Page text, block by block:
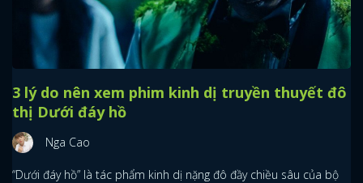
3 lý do nên xem phim kinh dị truyền thuyết đô
thị Dưới đáy hồ
Nga Cao
“Dưới đáy hồ” là tác phẩm kinh dị nặng đô đầy chiều sâu của bộ